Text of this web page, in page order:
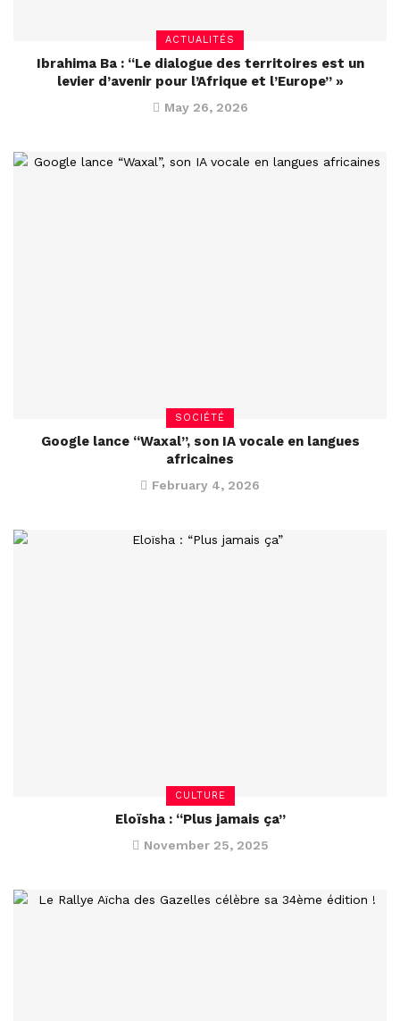
ACTUALITÉS
Ibrahima Ba : “Le dialogue des territoires est un
levier d’avenir pour l’Afrique et l’Europe” »
May 26, 2026
SOCIÉTÉ
Google lance “Waxal”, son IA vocale en langues
africaines
February 4, 2026
CULTURE
Eloïsha : “Plus jamais ça”
November 25, 2025